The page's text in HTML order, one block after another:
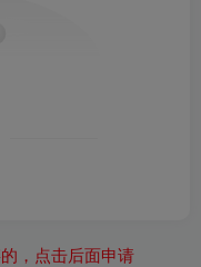
，点击后面申请